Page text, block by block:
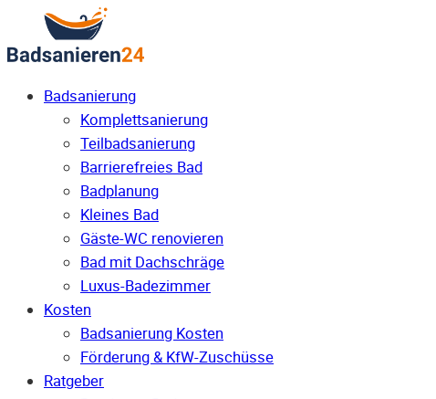
Badsanierung
Komplettsanierung
Teilbadsanierung
Barrierefreies Bad
Badplanung
Kleines Bad
Gäste-WC renovieren
Bad mit Dachschräge
Luxus-Badezimmer
Kosten
Badsanierung Kosten
Förderung & KfW-Zuschüsse
Ratgeber